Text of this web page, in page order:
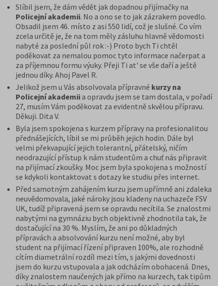
Slíbil jsem, že dám vědět jak dopadnou přijímačky na
Policejní akademii. No a ono se to jak zázrakem povedlo.
Obsadil jsem 46. místo z asi 550 lidí, což je slušné. Co vím
zcela určitě je, že na tom měly zásluhu hlavně vědomosti
nabyté za poslední půl rok :-) Proto bych Ti chtěl
poděkovat za nemalou pomoc tyto informace načerpat a
za příjemnou formu výuky. Přeji Ti at' se vše daří a ještě
jednou díky. Ahoj Pavel R.
Jelikož jsem u Vás absolvovala přípravné kurzy na
Policejní akademiia opravdu jsem se tam dostala, v pořadí
27, musím Vám poděkovat za evidentně skvělou přípravu.
Děkuji. Dita V.
Byla jsem spokojena s kurzem přípravy na profesionalitou
přednášejících, líbil se mi průběh jejich hodin. Dále byl
velmi překvapující jejich tolerantní, přátelský, ničím
neodrazující přístup k nám studentům a chuť nás připravit
na přijímací zkoušky. Moc jsem byla spokojena s možností
se kdykoli kontaktovat s dotazy ke studiu přes internet.
Před samotným zahájením kurzu jsem upřímně ani zdaleka
neuvědomovala, jaké nároky jsou kladeny na uchazeče FSV
UK, tudíž připravená jsem se opravdu necítila. Se znalostmi
nabytými na gymnáziu bych objektivně zhodnotila tak, že
dostačující na 30 %. Myslím, že ani po důkladných
přípravách a absolvování kurzu není možné, aby byl
student na přijímací řízení připraven 100%, ale rozhodně
cítím diametrální rozdíl mezi tím, s jakými dovednosti
jsem do kurzu vstupovala a jak odcházím obohacená. Dnes,
díky znalostem naučených jak přímo na kurzech, tak tipům